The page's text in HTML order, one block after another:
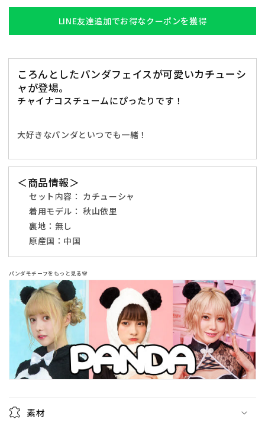
イ
カ
ュ
ー
シ
ャ
匹
デ
ー
ス
フ
リ
ー
サ
イ
ズ
【ク
リ
ア
ス
ト
ー
数
イ
ス
カ
ュ
ー
ャ
匹
デ
ス
フ
ー
サ
イ
ズ
【ク
リ
ス
ト
ー
LINE友達追加でお得なクーポンを獲得
ころんとしたパンダフェイスが可愛いカチューシ
ャが登場。
チャイナコスチュームにぴったりです！
大好きなパンダといつでも一緒！
＜商品情報＞
セット内容： カチューシャ
着用モデル： 秋山依里
裏地：無し
原産国：中国
パンダモチーフをもっと見る🐼
素材